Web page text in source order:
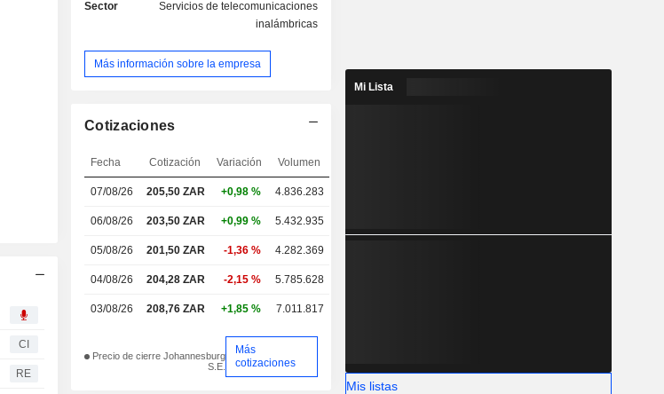
CI
RE
(10,6%), Costa de Marfil (4,9%), Uganda (4,7%),
Sector
Servicios de telecomunicaciones
inalámbricas
Más información sobre la empresa
Cotizaciones
Fecha Cotización Variación Volumen
07/08/26 205,50 ZAR +0,98 % 4.836.283
06/08/26 203,50 ZAR +0,99 % 5.432.935
05/08/26 201,50 ZAR -1,36 % 4.282.369
04/08/26 204,28 ZAR -2,15 % 5.785.628
03/08/26 208,76 ZAR +1,85 % 7.011.817
Precio de cierre Johannesburg
S.E.
Más
cotizaciones
Mi Lista
Mis listas